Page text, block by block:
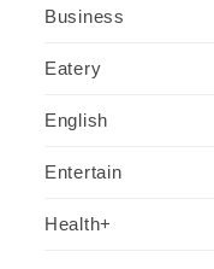
Business
Eatery
English
Entertain
Health+